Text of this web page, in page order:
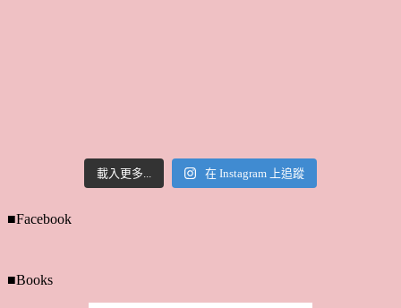
載入更多... 在 Instagram 上追蹤
■Facebook
■Books